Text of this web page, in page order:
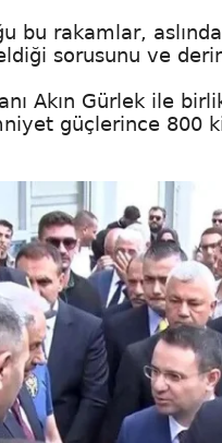
bu rakamlar,
sorusunu ve
Akın Gürlek ile
güçlerince 800